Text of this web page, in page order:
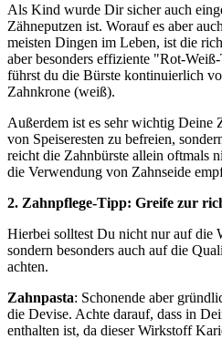
Als Kind wurde Dir sicher auch
Zähneputzen ist. Worauf es aber
meisten Dingen im Leben, ist die
aber besonders effiziente "Rot-
führst du die Bürste kontinuierlich
Zahnkrone (weiß).
Außerdem ist es sehr wichtig Deine
von Speiseresten zu befreien,
reicht die Zahnbürste allein oftmals
die Verwendung von Zahnseide
2. Zahnpflege-Tipp: Greife zur
Hierbei solltest Du nicht nur auf die
sondern besonders auch auf die
achten.
Zahnpasta: Schonende aber
die Devise. Achte darauf, dass in
enthalten ist, da dieser Wirkstoff